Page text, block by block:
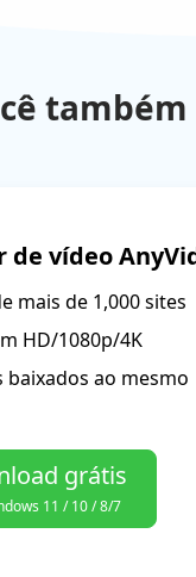
de vídeo
mais de 1,000 sites
HD/1080p/4K
baixados ao mesmo
grátis
11 / 10 / 8/7